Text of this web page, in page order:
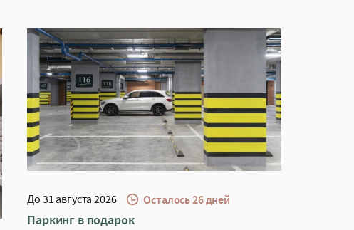
До 31 августа 2026 Осталось 26 дней
Паркинг в подарок